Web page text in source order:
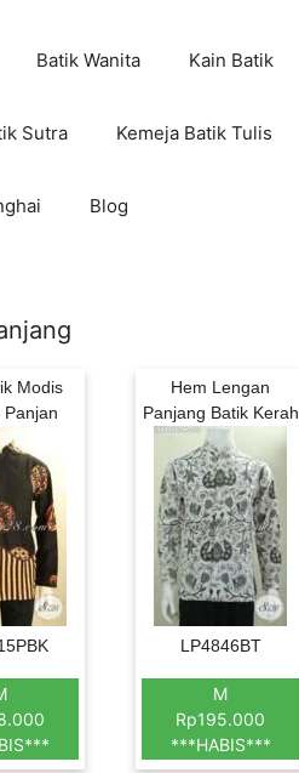
Batik Wanita Kain Batik
Sutra Kemeja Batik Tulis
Blog
Modis
Panjan
Hem Lengan
Panjang Batik Kerah
LP4846BT
M
Rp195.000
***HABIS***